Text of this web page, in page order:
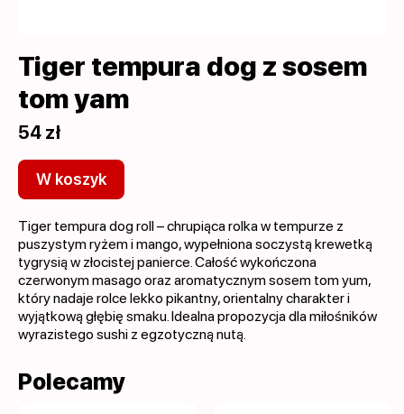
Tiger tempura dog z sosem
tom yam
54 zł
W koszyk
Tiger tempura dog roll – chrupiąca rolka w tempurze z
puszystym ryżem i mango, wypełniona soczystą krewetką
tygrysią w złocistej panierce. Całość wykończona
czerwonym masago oraz aromatycznym sosem tom yum,
który nadaje rolce lekko pikantny, orientalny charakter i
wyjątkową głębię smaku. Idealna propozycja dla miłośników
wyrazistego sushi z egzotyczną nutą.
Polecamy